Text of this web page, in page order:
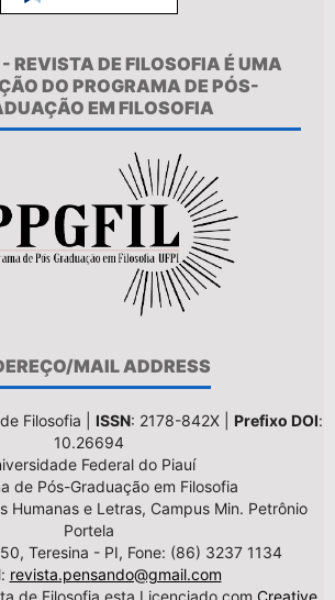
REVISTA DE FILOSOFIA É UMA
DO PROGRAMA DE PÓS-
EM FILOSOFIA
MAIL ADDRESS
Filosofia | ISSN: 2178-842X | Prefixo DOI:
10.26694
Federal do Piauí
de Pós-Graduação em Filosofia
Humanas e Letras, Campus Min. Petrônio
Portela
Teresina - PI, Fone: (86) 3237 1134
revista.pensando@gmail.com
de Filosofia esta Licenciado com Creative